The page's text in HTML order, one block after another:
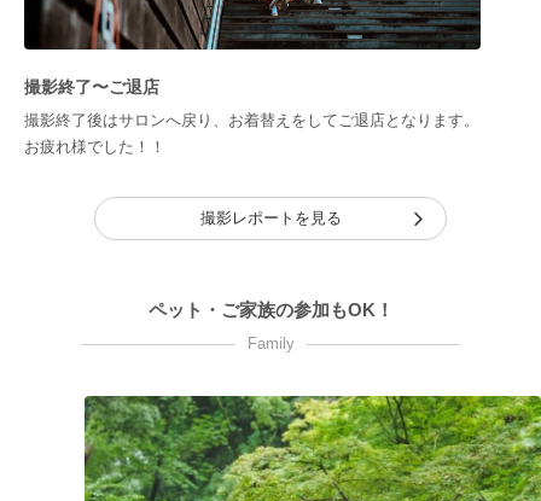
撮影終了〜ご退店
撮影終了後はサロンへ戻り、お着替えをしてご退店となります。
お疲れ様でした！！
撮影レポートを見る
ペット・ご家族の参加もOK！
Family